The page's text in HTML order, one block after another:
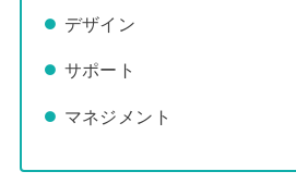
デザイン
サポート
マネジメント